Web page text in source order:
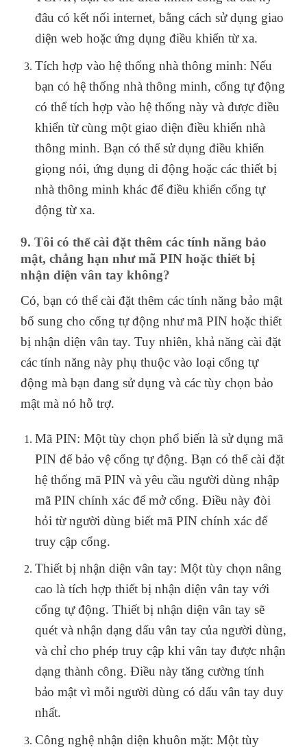
đâu có kết nối internet, bằng cách sử dụng giao
diện web hoặc ứng dụng điều khiển từ xa.
Tích hợp vào hệ thống nhà thông minh: Nếu
bạn có hệ thống nhà thông minh, cổng tự động
có thể tích hợp vào hệ thống này và được điều
khiển từ cùng một giao diện điều khiển nhà
thông minh. Bạn có thể sử dụng điều khiển
giọng nói, ứng dụng di động hoặc các thiết bị
nhà thông minh khác để điều khiển cổng tự
động từ xa.
9. Tôi có thể cài đặt thêm các tính năng bảo
mật, chẳng hạn như mã PIN hoặc thiết bị
nhận diện vân tay không?
Có, bạn có thể cài đặt thêm các tính năng bảo mật
bổ sung cho cổng tự động như mã PIN hoặc thiết
bị nhận diện vân tay. Tuy nhiên, khả năng cài đặt
các tính năng này phụ thuộc vào loại cổng tự
động mà bạn đang sử dụng và các tùy chọn bảo
mật mà nó hỗ trợ.
Mã PIN: Một tùy chọn phổ biến là sử dụng mã
PIN để bảo vệ cổng tự động. Bạn có thể cài đặt
hệ thống mã PIN và yêu cầu người dùng nhập
mã PIN chính xác để mở cổng. Điều này đòi
hỏi từ người dùng biết mã PIN chính xác để
truy cập cổng.
Thiết bị nhận diện vân tay: Một tùy chọn nâng
cao là tích hợp thiết bị nhận diện vân tay với
cổng tự động. Thiết bị nhận diện vân tay sẽ
quét và nhận dạng dấu vân tay của người dùng,
và chỉ cho phép truy cập khi vân tay được nhận
dạng thành công. Điều này tăng cường tính
bảo mật vì mỗi người dùng có dấu vân tay duy
nhất.
Công nghệ nhận diện khuôn mặt: Một tùy